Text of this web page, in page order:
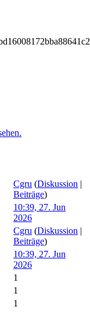
Cgru (Diskussion |
Beiträge)
10:39, 27. Jun
2026
Cgru (Diskussion |
Beiträge)
10:39, 27. Jun
2026
1
1
1